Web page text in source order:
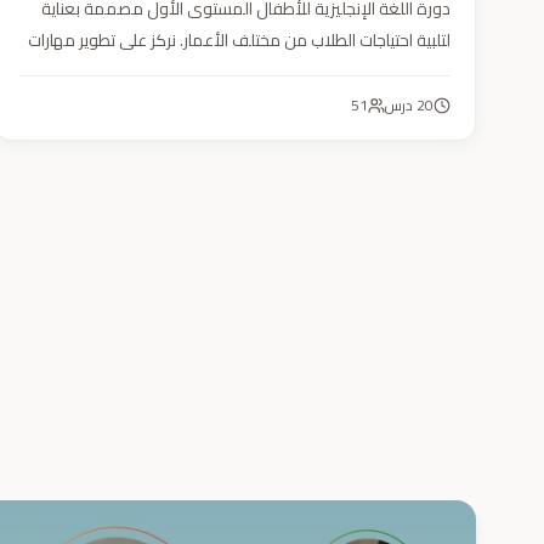
دورة اللغة الإنجليزية للأطفال المستوى الأول مصممة بعناية
لتلبية احتياجات الطلاب من مختلف الأعمار. نركز على تطوير مهارات
أنشطة تفاعلية وأسلوب تعليمي ممتع وفعّال.
20 درس 51